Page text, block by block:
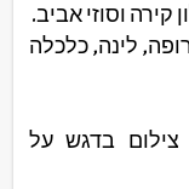
קירה וסוזי אביב.
לינה, כלכלה
צילום בדגש על